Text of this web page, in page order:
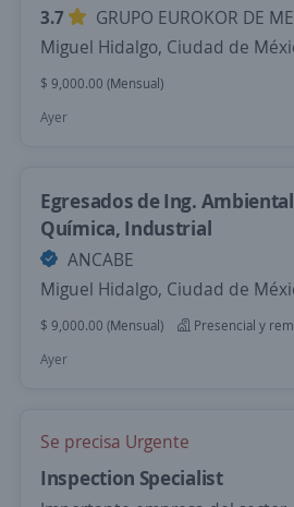
3.7
GRUPO EUROKOR DE
Miguel Hidalgo, Ciudad de
$ 9,000.00 (Mensual)
Ayer
Egresados de Ing.
Química, Industrial
ANCABE
Miguel Hidalgo, Ciudad de
$ 9,000.00 (Mensual)
Presencial y
Ayer
Se precisa Urgente
Inspection Specialist